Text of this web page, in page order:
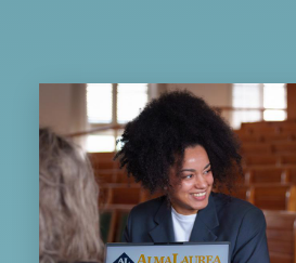
Image